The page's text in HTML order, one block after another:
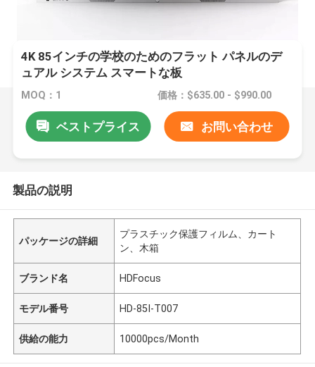
4K 85インチの学校のためのフラット パネルのデ
ュアル システム スマートな板
MOQ：1 価格：$635.00 - $990.00
ベストプライス お問い合わせ
製品の説明
パッケージの詳細
プラスチック保護フィルム、カート
ン、木箱
ブランド名 HDFocus
モデル番号 HD-85I-T007
供給の能力 10000pcs/Month